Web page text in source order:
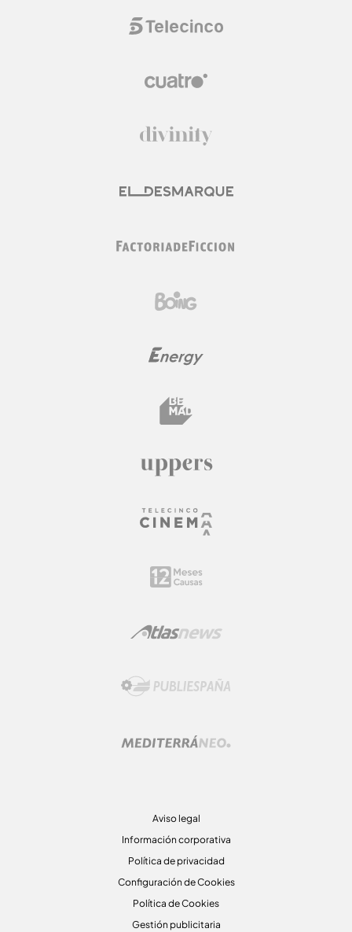
Aviso legal
Información corporativa
Política de privacidad
Configuración de Cookies
Política de Cookies
Gestión publicitaria